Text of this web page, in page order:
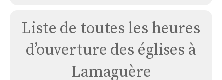
Liste de toutes les heures
d’ouverture des églises à
Lamaguère